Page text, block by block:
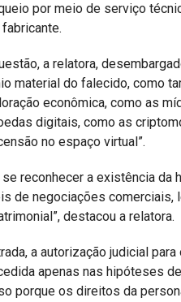
por meio de serviço
a relatora,
material do falecido, como
econômica, como as
digitais, como as
no espaço virtual”.
se reconhecer a existência
de negociações comerciais,
destacou a relatora.
a autorização judicial
apenas nas hipóteses
porque os direitos da